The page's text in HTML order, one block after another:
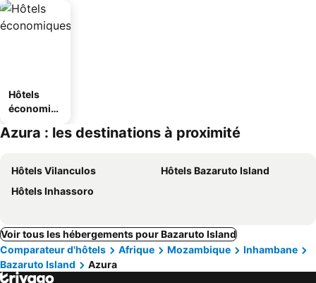
Hôtels
économiq
Azura : les destinations à proximité
Hôtels Vilanculos
Hôtels Bazaruto Island
Hôtels Inhassoro
Voir tous les hébergements pour Bazaruto Island
Comparateur d'hôtels
Afrique Mozambique
Inhambane
Bazaruto Island
Azura